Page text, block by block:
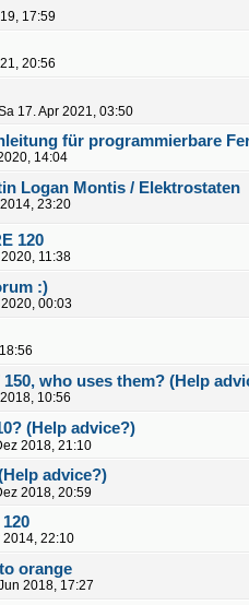
17:59
20:56
17. Apr 2021, 03:50
für programmierbare
14:04
Logan Montis / Elektrostaten
23:20
120
11:38
:)
00:03
who uses them? (Help
10:56
(Help advice?)
2018, 21:10
advice?)
2018, 20:59
2014, 22:10
orange
2018, 17:27